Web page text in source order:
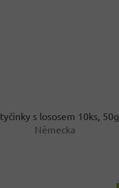
s lososem 10ks, 50g
Německa